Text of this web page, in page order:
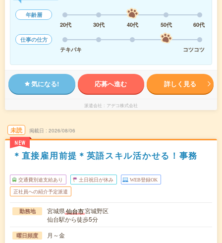
年齢層
20代
30代 40代 50代
60代
仕事の仕方
テキパキ
コツコツ
気になる! 応募へ進む 詳しく見る
派遣会社 アデコ株式会社
未読
NEW
掲載日 2026/08/06
＊直接雇用前提＊英語スキル活かせる！事務
交通費別途支給あり 土日祝日が休み WEB登録OK
正社員への紹介予定派遣
勤務地 宮城県仙台市宮城野区
仙台駅から徒歩5分
曜日頻度 月～金